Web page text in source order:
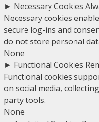
► Necessary Cookies
Necessary cookies
secure log-ins and
do not store personal
None
► Functional Cookies
Functional cookies
on social media,
party tools.
None